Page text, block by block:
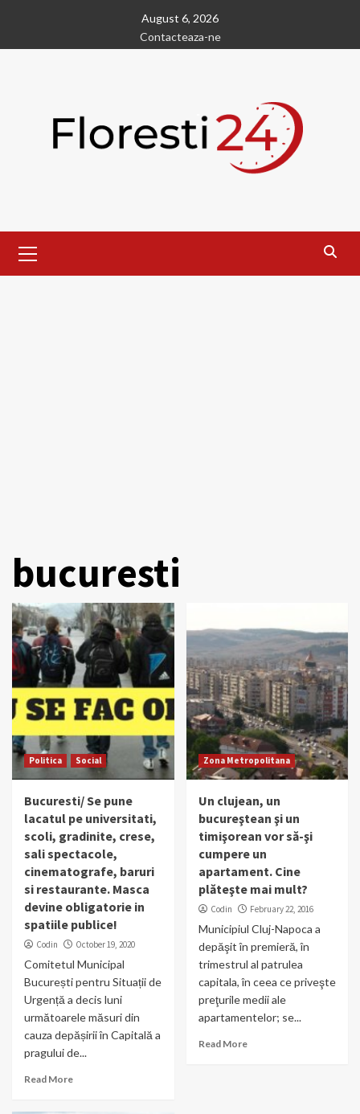
content
August 6, 2026
Contacteaza-ne
Menu
bucuresti
Politica Social
Bucuresti/ Se pune
lacatul pe universitati,
scoli, gradinite, crese,
sali spectacole,
cinematografe, baruri
si restaurante. Masca
devine obligatorie in
spatiile publice!
Codin October 19, 2020
Comitetul Municipal
București pentru Situații de
Urgență a decis luni
următoarele măsuri din
cauza depășirii în Capitală a
pragului de...
Read More
Zona Metropolitana
Un clujean, un
bucureştean şi un
timişorean vor să-şi
cumpere un
apartament. Cine
plăteşte mai mult?
Codin February 22, 2016
Municipiul Cluj-Napoca a
depăşit în premieră, în
trimestrul al patrulea
capitala, în ceea ce priveşte
preţurile medii ale
apartamentelor; se...
Read More